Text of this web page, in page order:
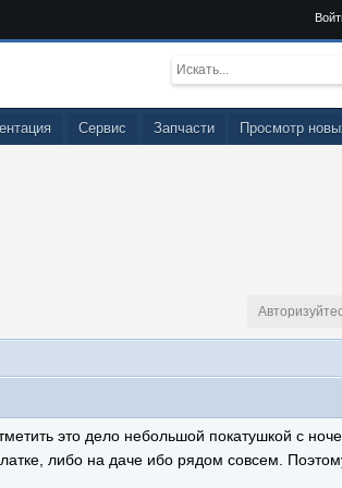
Просмотр
Запчасти
Сервис
это дело небольшой покатушкой с
либо на даче ибо рядом совсем.